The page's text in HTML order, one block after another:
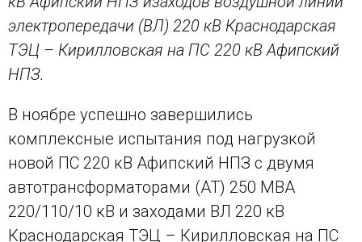
электропередачи (ВЛ) 220 кВ Краснодарская
ТЭЦ – Кирилловская на ПС 220 кВ Афипский
НПЗ.
В ноябре успешно завершились
комплексные испытания под нагрузкой
новой ПС 220 кВ Афипский НПЗ с двумя
автотрансформаторами (АТ) 250 МВА
220/110/10 кВ и заходами ВЛ 220 кВ
Краснодарская ТЭЦ – Кирилловская на ПС